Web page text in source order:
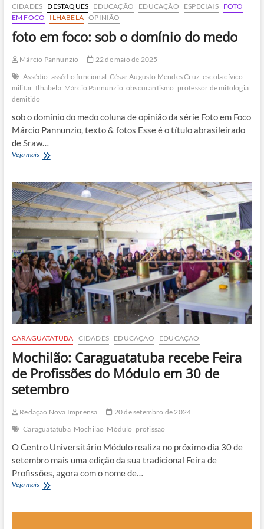
CIDADES DESTAQUES EDUCAÇÃO EDUCAÇÃO ESPECIAIS
FOTO
EM FOCO
ILHABELA OPINIÃO
foto em foco: sob o domínio do medo
Márcio Pannunzio
22 de maio de 2025
Assédio assédio funcional César Augusto Mendes Cruz escola cívico-
militar Ilhabela Márcio Pannunzio obscurantismo professor de mitologia
demitido
sob o domínio do medo coluna de opinião da série Foto em Foco
Márcio Pannunzio, texto & fotos Esse é o título abrasileirado
de Sraw…
Veja maisfoto
sob
o
domínio
do
medo
CARAGUATATUBA CIDADES EDUCAÇÃO EDUCAÇÃO
Mochilão: Caraguatatuba recebe Feira
de Profissões do Módulo em 30 de
setembro
Redação Nova Imprensa
20 de setembro de 2024
Caraguatatuba Mochilão Módulo profissão
O Centro Universitário Módulo realiza no próximo dia 30 de
setembro mais uma edição da sua tradicional Feira de
Profissões, agora com o nome de…
Veja maisMochilão: